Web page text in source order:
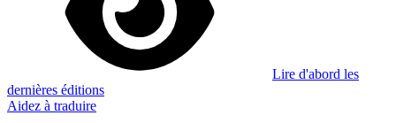
Lire d'abord les
dernières éditions
Aidez à traduire